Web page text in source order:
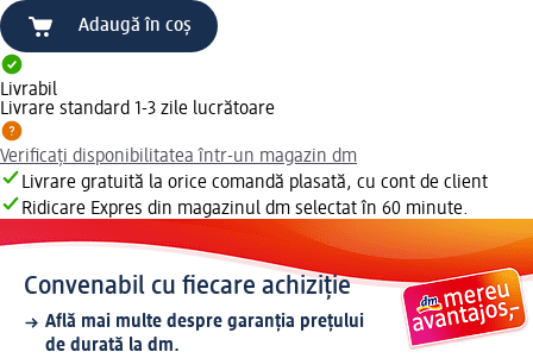
Adaugă în coș
Livrabil
Livrare standard 1-3 zile lucrătoare
Verificați disponibilitatea într-un magazin dm
Livrare gratuită la orice comandă plasată, cu cont de client
Ridicare Expres din magazinul dm selectat în 60 minute.
Convenabil cu fiecare achiziție
Află mai multe despre garanția prețului
de durată la dm.